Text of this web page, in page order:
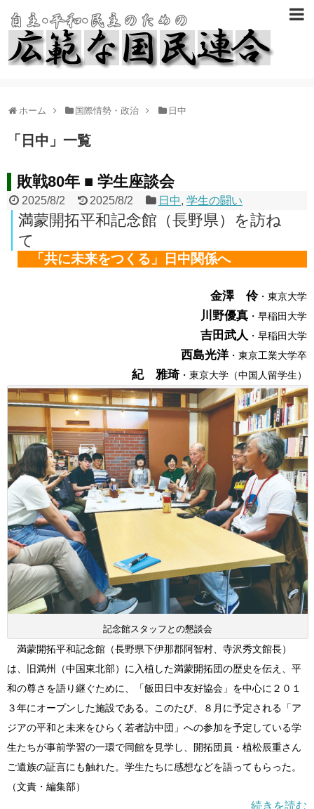
ホーム 国際情勢・政治 日中
「 日中 」 一覧
敗戦80年 ■ 学生座談会
2025/8/2 2025/8/2 日中,学生の闘い
満蒙開拓平和記念館（長野県）を訪ね
て
「共に未来をつくる」日中関係へ
金澤 伶・東京大学
川野優真 ・早稲田大学
吉田武人 ・早稲田大学
西島光洋・東京工業大学卒
紀 雅琦・東京大学（中国人留学生）
記念館スタッフとの懇談会
満蒙開拓平和記念館（長野県下伊那郡阿智村、寺沢秀文館長）
は、旧満州（中国東北部）に入植した満蒙開拓団の歴史を伝え、平
和の尊さを語り継ぐために、「飯田日中友好協会」を中心に２０１
３年にオープンした施設である。このたび、８月に予定される「ア
ジアの平和と未来をひらく若者訪中団」への参加を予定している学
生たちが事前学習の一環で同館を見学し、開拓団員・植松辰重さん
ご遺族の証言にも触れた。学生たちに感想などを語ってもらった。
（文責・編集部）
続きを読む